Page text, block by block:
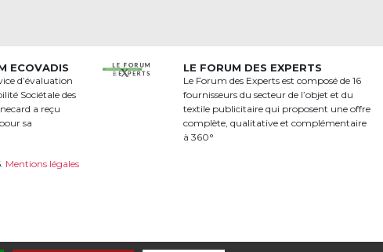
ECOVADIS
d’évaluation
Sociétale des
a reçu
sa
Mentions légales
LE FORUM DES EXPERTS
Le Forum des Experts est composé de 16
fournisseurs du secteur de l’objet et du
textile publicitaire qui proposent une offre
complète, qualitative et complémentaire
à 360°